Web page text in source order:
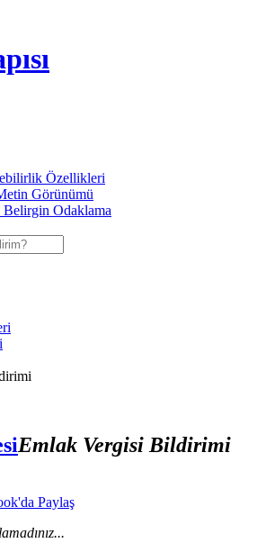
Özellikleri
Görünümü
Belirgin Odaklama
Emlak Vergisi Bildirimi
Paylaş